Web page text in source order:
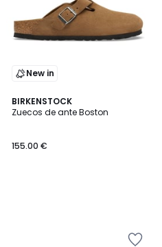
New in
BIRKENSTOCK
Zuecos de ante Boston
155.00 €